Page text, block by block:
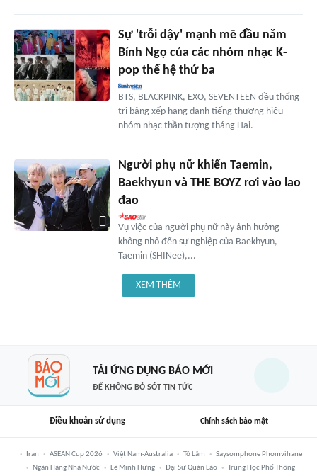
Sự 'trỗi dậy' mạnh mẽ đầu năm
Bính Ngọ của các nhóm nhạc K-
pop thế hệ thứ ba
BTS, BLACKPINK, EXO, SEVENTEEN đều thống
trị bảng xếp hạng danh tiếng thương hiệu
nhóm nhạc thần tượng tháng Hai.
Người phụ nữ khiến Taemin,
Baekhyun và THE BOYZ rơi vào lao
đao
Vụ việc của người phụ nữ này ảnh hưởng
không nhỏ đến sự nghiệp của Baekhyun,
Taemin (SHINee),...
XEM THÊM
TẢI ỨNG DỤNG BÁO MỚI
ĐỂ KHÔNG BỎ SÓT TIN TỨC
Điều khoản sử dụng Chính sách bảo mật
Iran ASEAN Cup 2026 Việt Nam-Australia Tô Lâm
Saysomphone Phomvihane
Ngân Hàng Nhà Nước
Lê Minh Hưng Đại Sứ Quán Lào Trung Học Phổ Thông